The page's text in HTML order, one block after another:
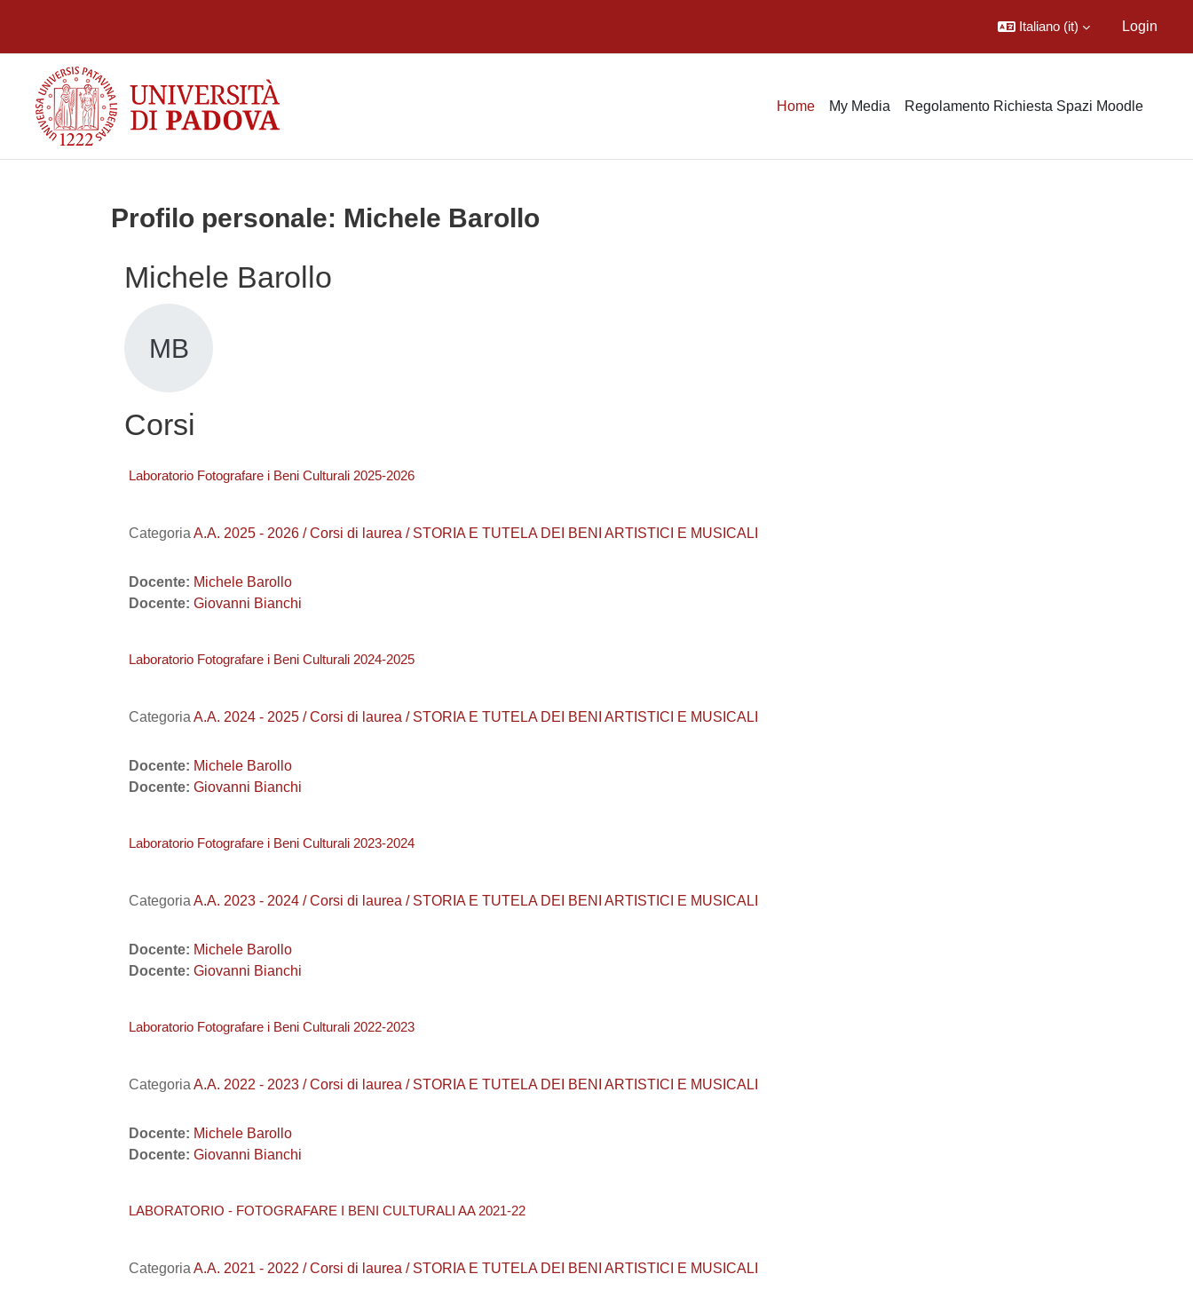
Italiano ‎(it)‎ Login
Home My Media Regolamento Richiesta Spazi Moodle
Profilo personale: Michele Barollo
Michele Barollo
MB
Corsi
Laboratorio Fotografare i Beni Culturali 2025-2026
Categoria A.A. 2025 - 2026 / Corsi di laurea / STORIA E TUTELA DEI BENI ARTISTICI E MUSICALI
Docente: Michele Barollo
Docente: Giovanni Bianchi
Laboratorio Fotografare i Beni Culturali 2024-2025
Categoria A.A. 2024 - 2025 / Corsi di laurea / STORIA E TUTELA DEI BENI ARTISTICI E MUSICALI
Docente: Michele Barollo
Docente: Giovanni Bianchi
Laboratorio Fotografare i Beni Culturali 2023-2024
Categoria A.A. 2023 - 2024 / Corsi di laurea / STORIA E TUTELA DEI BENI ARTISTICI E MUSICALI
Docente: Michele Barollo
Docente: Giovanni Bianchi
Laboratorio Fotografare i Beni Culturali 2022-2023
Categoria A.A. 2022 - 2023 / Corsi di laurea / STORIA E TUTELA DEI BENI ARTISTICI E MUSICALI
Docente: Michele Barollo
Docente: Giovanni Bianchi
LABORATORIO - FOTOGRAFARE I BENI CULTURALI AA 2021-22
Categoria A.A. 2021 - 2022 / Corsi di laurea / STORIA E TUTELA DEI BENI ARTISTICI E MUSICALI